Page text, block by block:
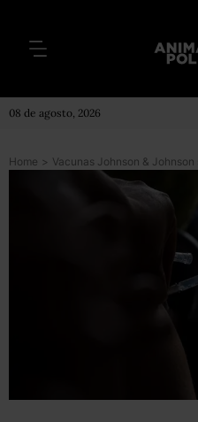
08 de agosto, 2026
Home >